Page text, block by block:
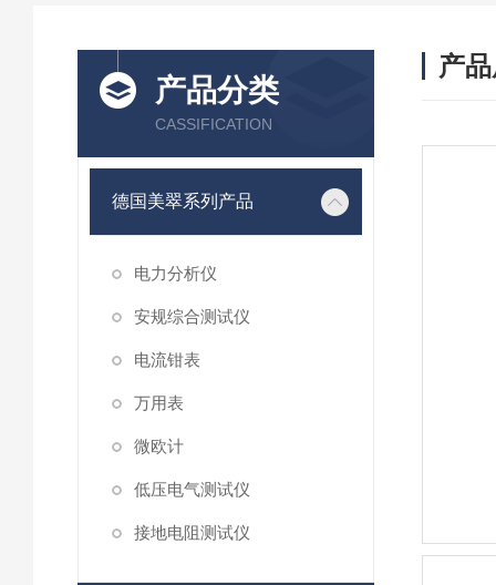
产品分类
CASSIFICATION
德国美翠系列产品
电力分析仪
安规综合测试仪
电流钳表
万用表
微欧计
低压电气测试仪
接地电阻测试仪
产